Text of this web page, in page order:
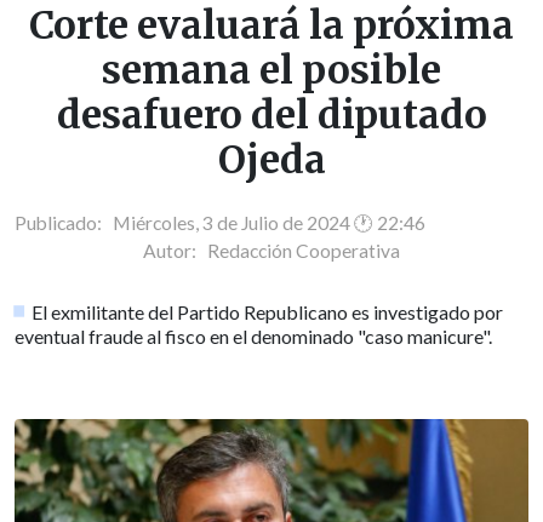
Corte evaluará la próxima
semana el posible
desafuero del diputado
Ojeda
Publicado: Miércoles, 3 de Julio de 2024 🕐 22:46
Autor: Redacción Cooperativa
El exmilitante del Partido Republicano es investigado por
eventual fraude al fisco en el denominado "caso manicure".